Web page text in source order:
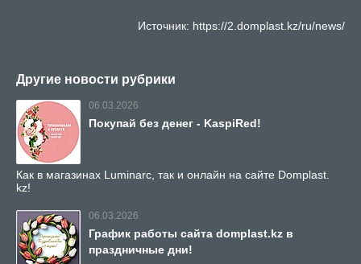
Источник: https://2.domplast.kz/ru/news/
Другие новости рубрики
06.03.2026
Покупай без денег - KaspiRed!
Как в магазинах Luminarc, так и онлайн на сайте Domplast.
kz!
06.03.2026
График работы сайта domplast.kz в
праздничные дни!